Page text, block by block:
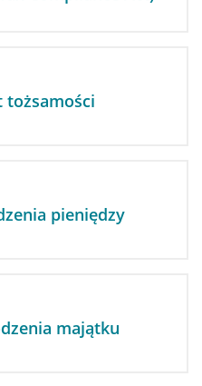
tożsamości
pieniędzy
majątku